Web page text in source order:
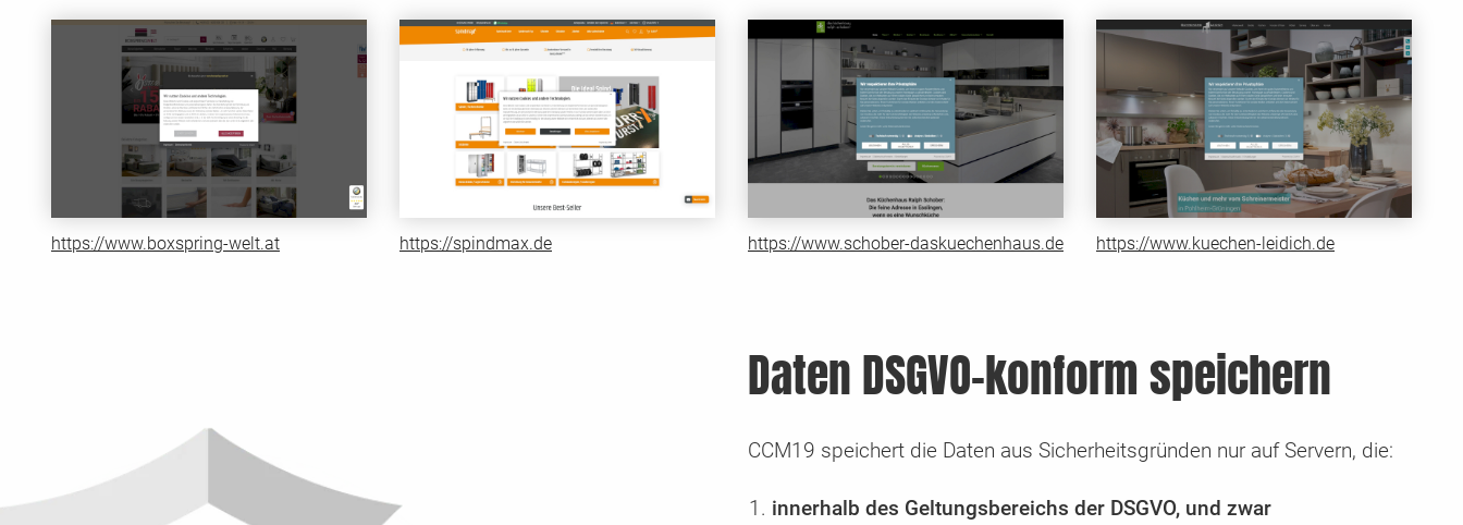
https://www.boxspring-welt.at https://spindmax.de https://www.schober-daskuechenhaus.de https://www.kuechen-leidich.de
Daten DSGVO-konform speichern
CCM19 speichert die Daten aus Sicherheitsgründen nur auf Servern, die:
innerhalb des Geltungsbereichs der DSGVO, und zwar